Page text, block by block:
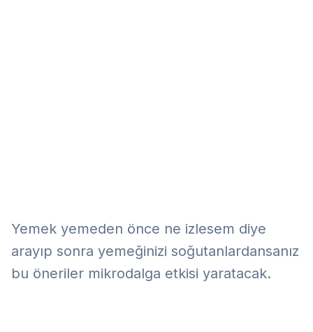
Yemek yemeden önce ne izlesem diye
arayıp sonra yemeğinizi soğutanlardansanız
bu öneriler mikrodalga etkisi yaratacak.